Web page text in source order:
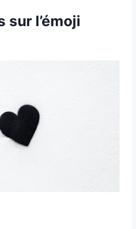
sur l’émoji